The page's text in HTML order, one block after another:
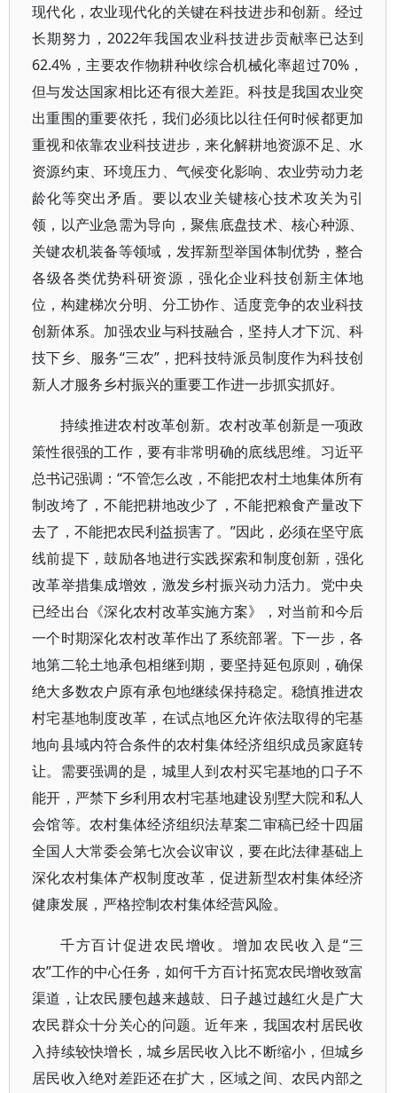
现代化，农业现代化的关键在科技进步和创新。经过
长期努力，2022年我国农业科技进步贡献率已达到
62.4%，主要农作物耕种收综合机械化率超过70%，
但与发达国家相比还有很大差距。科技是我国农业突
出重围的重要依托，我们必须比以往任何时候都更加
重视和依靠农业科技进步，来化解耕地资源不足、水
资源约束、环境压力、气候变化影响、农业劳动力老
龄化等突出矛盾。要以农业关键核心技术攻关为引
领，以产业急需为导向，聚焦底盘技术、核心种源、
关键农机装备等领域，发挥新型举国体制优势，整合
各级各类优势科研资源，强化企业科技创新主体地
位，构建梯次分明、分工协作、适度竞争的农业科技
创新体系。加强农业与科技融合，坚持人才下沉、科
技下乡、服务“三农”，把科技特派员制度作为科技创
新人才服务乡村振兴的重要工作进一步抓实抓好。
持续推进农村改革创新。农村改革创新是一项政
策性很强的工作，要有非常明确的底线思维。习近平
总书记强调：“不管怎么改，不能把农村土地集体所有
制改垮了，不能把耕地改少了，不能把粮食产量改下
去了，不能把农民利益损害了。”因此，必须在坚守底
线前提下，鼓励各地进行实践探索和制度创新，强化
改革举措集成增效，激发乡村振兴动力活力。党中央
已经出台《深化农村改革实施方案》，对当前和今后
一个时期深化农村改革作出了系统部署。下一步，各
地第二轮土地承包相继到期，要坚持延包原则，确保
绝大多数农户原有承包地继续保持稳定。稳慎推进农
村宅基地制度改革，在试点地区允许依法取得的宅基
地向县域内符合条件的农村集体经济组织成员家庭转
让。需要强调的是，城里人到农村买宅基地的口子不
能开，严禁下乡利用农村宅基地建设别墅大院和私人
会馆等。农村集体经济组织法草案二审稿已经十四届
全国人大常委会第七次会议审议，要在此法律基础上
深化农村集体产权制度改革，促进新型农村集体经济
健康发展，严格控制农村集体经营风险。
千方百计促进农民增收。增加农民收入是“三
农”工作的中心任务，如何千方百计拓宽农民增收致富
渠道，让农民腰包越来越鼓、日子越过越红火是广大
农民群众十分关心的问题。近年来，我国农村居民收
入持续较快增长，城乡居民收入比不断缩小，但城乡
居民收入绝对差距还在扩大，区域之间、农民内部之